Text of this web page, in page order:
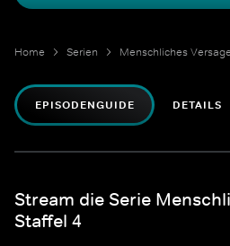
Home Serien Menschliches
EPISODENGUIDE DETAILS
Stream die Serie
Staffel 4